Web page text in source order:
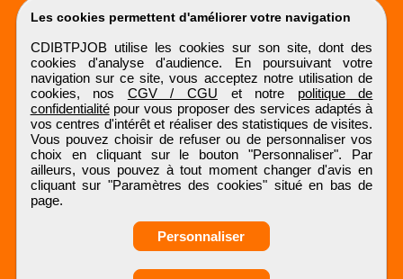
Les cookies permettent d'améliorer votre navigation
CDIBTPJOB utilise les cookies sur son site, dont des
cookies d'analyse d'audience. En poursuivant votre
navigation sur ce site, vous acceptez notre utilisation de
cookies, nos CGV / CGU et notre politique de
confidentialitépour vous proposer des services adaptés à
vos centres d'intérêt et réaliser des statistiques de visites.
Vous pouvez choisir de refuser ou de personnaliser vos
choix en cliquant sur le bouton "Personnaliser". Par
ailleurs, vous pouvez à tout moment changer d'avis en
cliquant sur "Paramètres des cookies" situé en bas de
page.
Personnaliser